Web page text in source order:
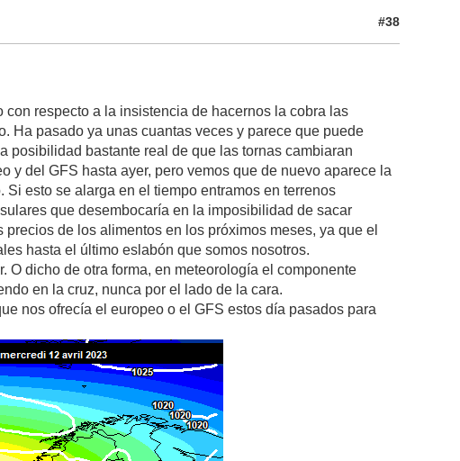
#38
respecto a la insistencia de hacernos la cobra las
Ha pasado ya unas cuantas veces y parece que puede
posibilidad bastante real de que las tornas cambiaran
y del GFS hasta ayer, pero vemos que de nuevo aparece la
esto se alarga en el tiempo entramos en terrenos
que desembocaría en la imposibilidad de sacar
de los alimentos en los próximos meses, ya que el
hasta el último eslabón que somos nosotros.
O dicho de otra forma, en meteorología el componente
en la cruz, nunca por el lado de la cara.
nos ofrecía el europeo o el GFS estos día pasados para